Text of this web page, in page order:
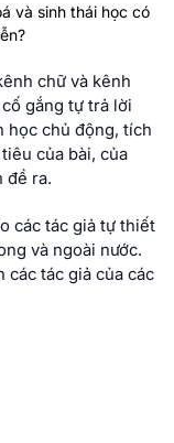
và sinh thái học có
chữ và kênh
gắng tự trả lời
học chủ động, tích
của bài, của
đề ra.
các tác giả tự thiết
và ngoài nước.
các tác giả của các